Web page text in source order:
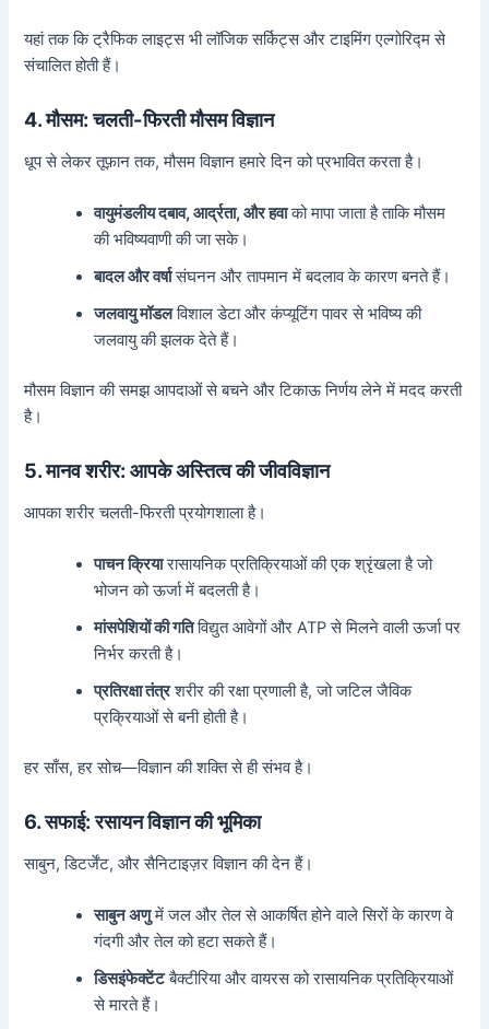
यहां तक कि ट्रैफिक लाइट्स भी लॉजिक सर्किट्स और टाइमिंग एल्गोरिद्म से
संचालित होती हैं।
4. मौसम: चलती-फिरती मौसम विज्ञान
धूप से लेकर तूफ़ान तक, मौसम विज्ञान हमारे दिन को प्रभावित करता है।
वायुमंडलीय दबाव, आर्द्रता, और हवाको मापा जाता है ताकि मौसम
की भविष्यवाणी की जा सके।
बादल और वर्षासंघनन और तापमान में बदलाव के कारण बनते हैं।
जलवायु मॉडलविशाल डेटा और कंप्यूटिंग पावर से भविष्य की
जलवायु की झलक देते हैं।
मौसम विज्ञान की समझ आपदाओं से बचने और टिकाऊ निर्णय लेने में मदद करती
है।
5. मानव शरीर: आपके अस्तित्व की जीवविज्ञान
आपका शरीर चलती-फिरती प्रयोगशाला है।
पाचन क्रियारासायनिक प्रतिक्रियाओं की एक श्रृंखला है जो
भोजन को ऊर्जा में बदलती है।
मांसपेशियों की गतिविद्युत आवेगों और ATP से मिलने वाली ऊर्जा पर
निर्भर करती है।
प्रतिरक्षा तंत्रशरीर की रक्षा प्रणाली है, जो जटिल जैविक
प्रक्रियाओं से बनी होती है।
हर साँस, हर सोच—विज्ञान की शक्ति से ही संभव है।
6. सफाई: रसायन विज्ञान की भूमिका
साबुन, डिटर्जेंट, और सैनिटाइज़र विज्ञान की देन हैं।
साबुन अणुमें जल और तेल से आकर्षित होने वाले सिरों के कारण वे
गंदगी और तेल को हटा सकते हैं।
डिसइंफेक्टेंटबैक्टीरिया और वायरस को रासायनिक प्रतिक्रियाओं
से मारते हैं।